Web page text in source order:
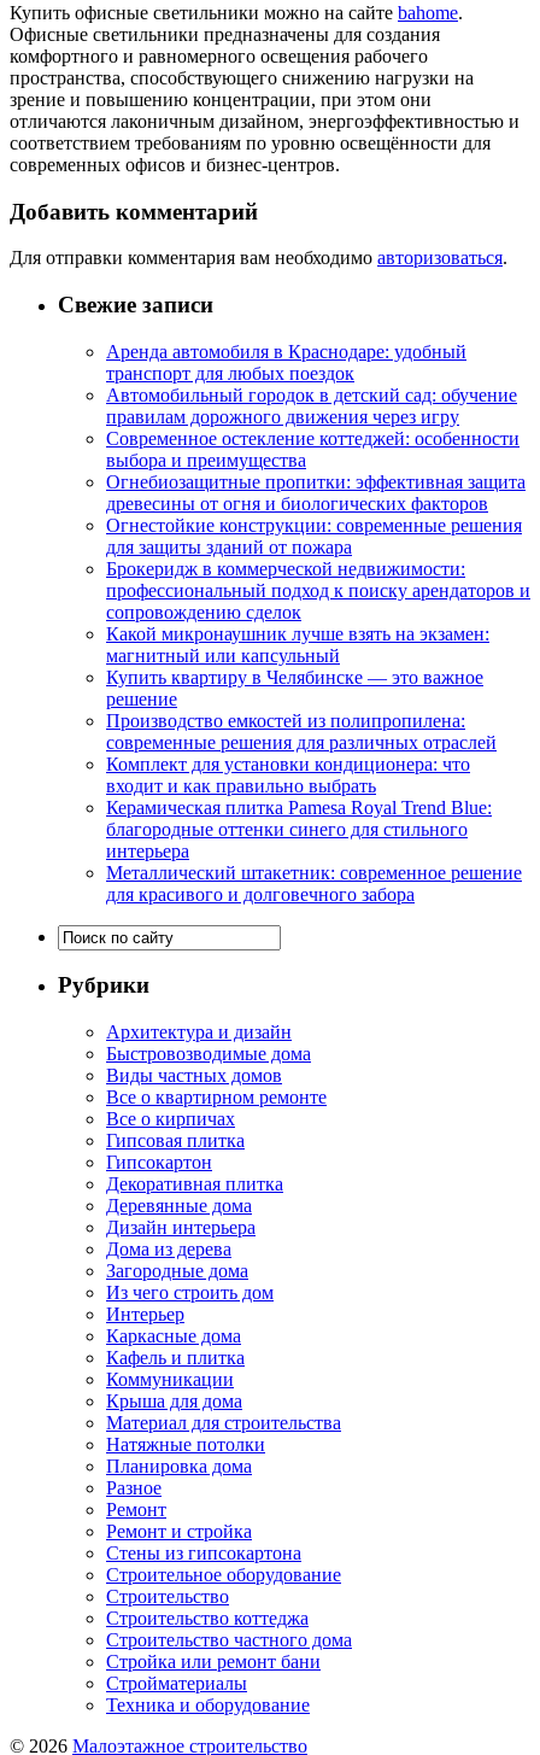
Купить офисные светильники можно на сайте bahome.
Офисные светильники предназначены для создания
комфортного и равномерного освещения рабочего
пространства, способствующего снижению нагрузки на
зрение и повышению концентрации, при этом они
отличаются лаконичным дизайном, энергоэффективностью и
соответствием требованиям по уровню освещённости для
современных офисов и бизнес-центров.
Добавить комментарий
Для отправки комментария вам необходимо авторизоваться.
Свежие записи
Аренда автомобиля в Краснодаре: удобный
транспорт для любых поездок
Автомобильный городок в детский сад: обучение
правилам дорожного движения через игру
Современное остекление коттеджей: особенности
выбора и преимущества
Огнебиозащитные пропитки: эффективная защита
древесины от огня и биологических факторов
Огнестойкие конструкции: современные решения
для защиты зданий от пожара
Брокеридж в коммерческой недвижимости:
профессиональный подход к поиску арендаторов и
сопровождению сделок
Какой микронаушник лучше взять на экзамен:
магнитный или капсульный
Купить квартиру в Челябинске — это важное
решение
Производство емкостей из полипропилена:
современные решения для различных отраслей
Комплект для установки кондиционера: что
входит и как правильно выбрать
Керамическая плитка Pamesa Royal Trend Blue:
благородные оттенки синего для стильного
интерьера
Металлический штакетник: современное решение
для красивого и долговечного забора
Рубрики
Архитектура и дизайн
Быстровозводимые дома
Виды частных домов
Все о квартирном ремонте
Все о кирпичах
Гипсовая плитка
Гипсокартон
Декоративная плитка
Деревянные дома
Дизайн интерьера
Дома из дерева
Загородные дома
Из чего строить дом
Интерьер
Каркасные дома
Кафель и плитка
Коммуникации
Крыша для дома
Материал для строительства
Натяжные потолки
Планировка дома
Разное
Ремонт
Ремонт и стройка
Стены из гипсокартона
Строительное оборудование
Строительство
Строительство коттеджа
Строительство частного дома
Стройка или ремонт бани
Стройматериалы
Техника и оборудование
© 2026 Малоэтажное строительство